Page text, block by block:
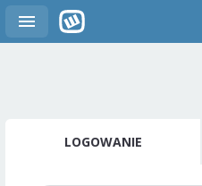
LOGOWANIE